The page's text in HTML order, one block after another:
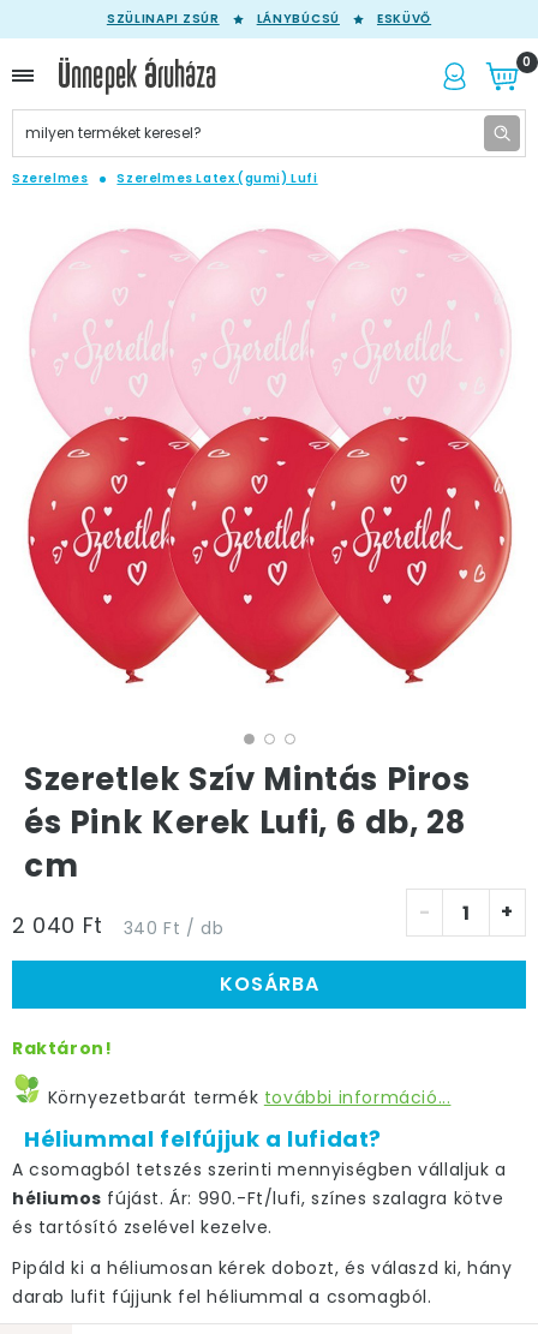
SZÜLINAPI ZSÚR LÁNYBÚCSÚ ESKÜVŐ
0
Szerelmes Szerelmes Latex (gumi) Lufi
Szeretlek Szív Mintás Piros
és Pink Kerek Lufi, 6 db, 28
cm
2 040 Ft 340 Ft / db
- +
KOSÁRBA
Raktáron!
Környezetbarát termék további információ...
Héliummal felfújjuk a lufidat?
A csomagból tetszés szerinti mennyiségben vállaljuk a
héliumos fújást. Ár: 990.-Ft/lufi, színes szalagra kötve
és tartósító zselével kezelve.
Pipáld ki a héliumosan kérek dobozt, és válaszd ki, hány
darab lufit fújjunk fel héliummal a csomagból.